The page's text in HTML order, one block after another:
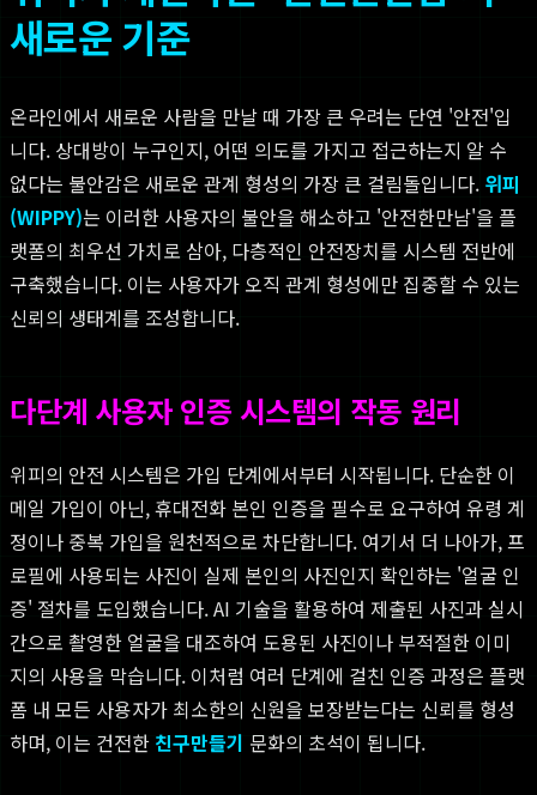
새로운 기준
온라인에서 새로운 사람을 만날 때 가장 큰 우려는 단연 '안전'입
니다. 상대방이 누구인지, 어떤 의도를 가지고 접근하는지 알 수
없다는 불안감은 새로운 관계 형성의 가장 큰 걸림돌입니다. 위피
(WIPPY)는 이러한 사용자의 불안을 해소하고 '안전한만남'을 플
랫폼의 최우선 가치로 삼아, 다층적인 안전장치를 시스템 전반에
구축했습니다. 이는 사용자가 오직 관계 형성에만 집중할 수 있는
신뢰의 생태계를 조성합니다.
다단계 사용자 인증 시스템의 작동 원리
위피의 안전 시스템은 가입 단계에서부터 시작됩니다. 단순한 이
메일 가입이 아닌, 휴대전화 본인 인증을 필수로 요구하여 유령 계
정이나 중복 가입을 원천적으로 차단합니다. 여기서 더 나아가, 프
로필에 사용되는 사진이 실제 본인의 사진인지 확인하는 '얼굴 인
증' 절차를 도입했습니다. AI 기술을 활용하여 제출된 사진과 실시
간으로 촬영한 얼굴을 대조하여 도용된 사진이나 부적절한 이미
지의 사용을 막습니다. 이처럼 여러 단계에 걸친 인증 과정은 플랫
폼 내 모든 사용자가 최소한의 신원을 보장받는다는 신뢰를 형성
하며, 이는 건전한 친구만들기 문화의 초석이 됩니다.